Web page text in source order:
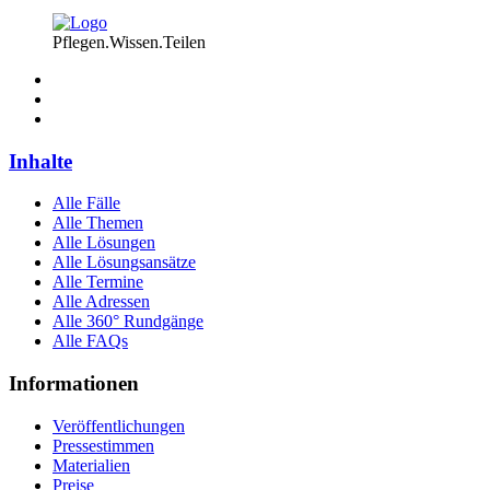
Pflegen.Wissen.Teilen
Inhalte
Alle Fälle
Alle Themen
Alle Lösungen
Alle Lösungsansätze
Alle Termine
Alle Adressen
Alle 360° Rundgänge
Alle FAQs
Informationen
Veröffentlichungen
Pressestimmen
Materialien
Preise